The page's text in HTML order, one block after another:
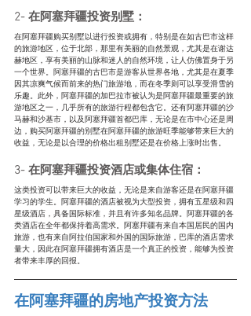
2- 在阿塞拜疆投资别墅：
在阿塞拜疆购买别墅以进行投资或拥有，特别是在如古巴市这样
的旅游地区，位于北部，那里有美丽的自然景观，尤其是在谢达
赫地区，享有美丽的山脉和迷人的自然环境，让人仿佛置身于另
一个世界。阿塞拜疆的古巴市是游客从世界各地，尤其是在夏季
因其凉爽气候而前来的热门旅游地，而在冬季则可以享受滑雪的
乐趣。此外，阿塞拜疆的加巴拉市被认为是阿塞拜疆最重要的旅
游地区之一，几乎所有的旅游行程都包含它。还有阿塞拜疆的沙
马赫和沙基市，以及阿塞拜疆首都巴库，无论是在市中心还是周
边，购买阿塞拜疆的别墅在阿塞拜疆的旅游旺季能够带来巨大的
收益，无论是以合理的价格出租别墅还是在价格上涨时出售。
3- 在阿塞拜疆投资酒店或集体住宿：
这类投资可以带来巨大的收益，无论是来自游客还是在阿塞拜疆
学习的学生。阿塞拜疆的酒店被视为大型投资，拥有五星级和四
星级酒店，具备国际标准，并且有许多知名品牌。阿塞拜疆的各
类酒店在全年都保持着高需求。阿塞拜疆有来自本国居民的国内
旅游，也有来自阿拉伯国家和外国的国际旅游，巴库的酒店需求
量大，因此在阿塞拜疆拥有酒店是一个真正的投资，能够为投资
者带来丰厚的回报。
在阿塞拜疆的房地产投资方法